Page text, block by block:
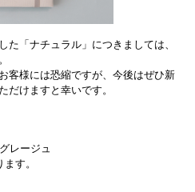
た「ナチュラル」につきましては、
客様には恐縮ですが、今後はぜひ新
だけますと幸いです。
レージュ
す。